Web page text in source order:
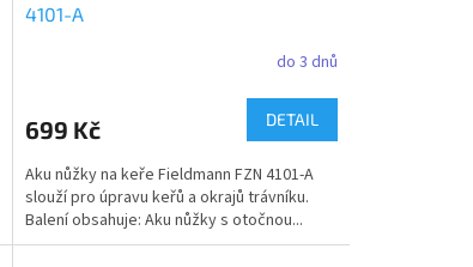
4101-A
do 3 dnů
699 Kč DETAIL
Aku nůžky na keře Fieldmann FZN 4101-A
slouží pro úpravu keřů a okrajů trávníku.
Balení obsahuje: Aku nůžky s otočnou...